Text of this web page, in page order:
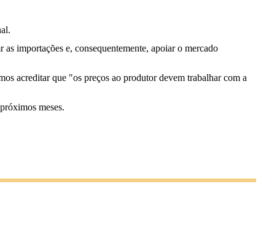
importações e, consequentemente, apoiar o mercado
acreditar que "os preços ao produtor devem trabalhar com a
meses.